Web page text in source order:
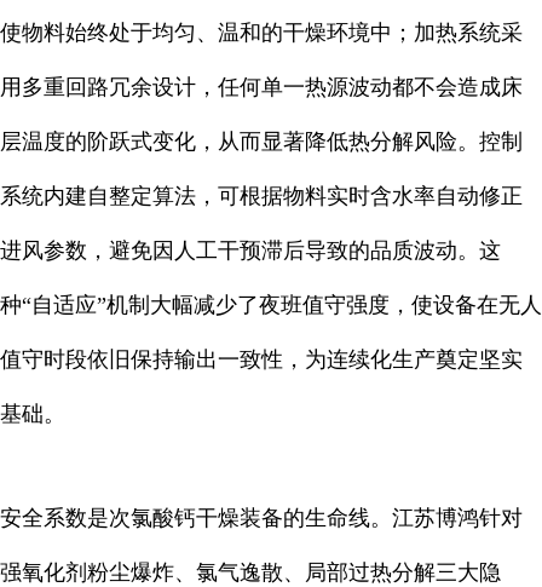
使物料始终处于均匀、温和的干燥环境中；加热系统采
用多重回路冗余设计，任何单一热源波动都不会造成床
层温度的阶跃式变化，从而显著降低热分解风险。控制
系统内建自整定算法，可根据物料实时含水率自动修正
进风参数，避免因人工干预滞后导致的品质波动。这
种“自适应”机制大幅减少了夜班值守强度，使设备在无人
值守时段依旧保持输出一致性，为连续化生产奠定坚实
基础。
安全系数是次氯酸钙干燥装备的生命线。江苏博鸿针对
强氧化剂粉尘爆炸、氯气逸散、局部过热分解三大隐